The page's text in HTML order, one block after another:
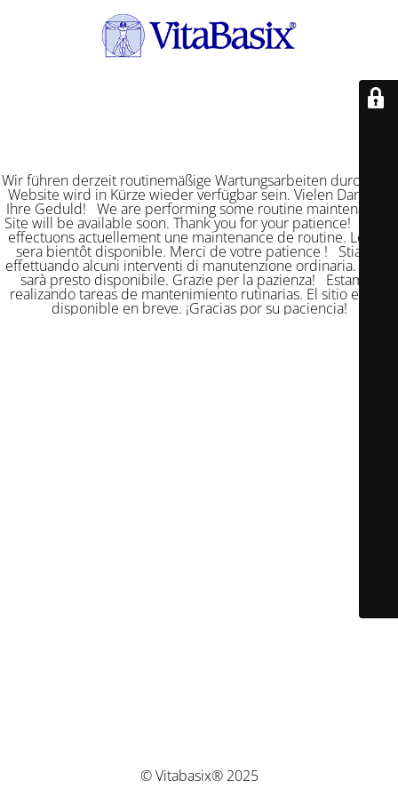
Wir führen derzeit routinemäßige Wartungsarbeiten durch. Die
Website wird in Kürze wieder verfügbar sein. Vielen Dank für
Ihre Geduld! We are performing some routine maintenance.
Site will be available soon. Thank you for your patience! Nous
effectuons actuellement une maintenance de routine. Le site
sera bientôt disponible. Merci de votre patience ! Stiamo
effettuando alcuni interventi di manutenzione ordinaria. Il sito
sarà presto disponibile. Grazie per la pazienza! Estamos
realizando tareas de mantenimiento rutinarias. El sitio estará
disponible en breve. ¡Gracias por su paciencia!
© Vitabasix® 2025